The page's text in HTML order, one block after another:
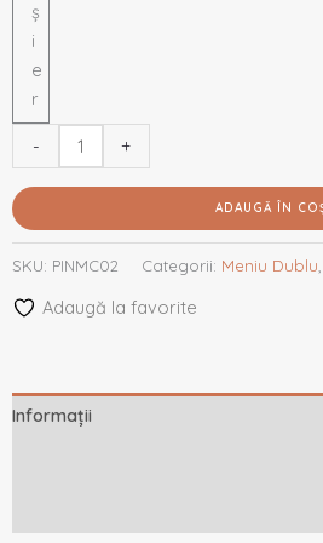
ș
i
e
r
- +
ADAUGĂ ÎN
SKU: PINMC02 Categorii: Meniu Dublu
Adaugă la favorite
Informații